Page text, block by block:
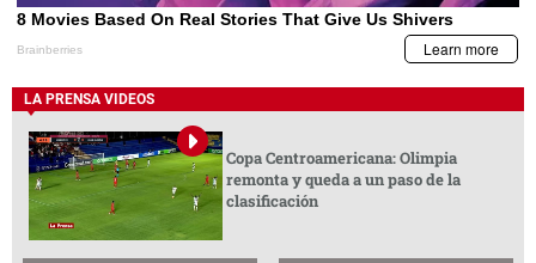
LA PRENSA VIDEOS
Copa Centroamericana: Olimpia
remonta y queda a un paso de la
clasificación